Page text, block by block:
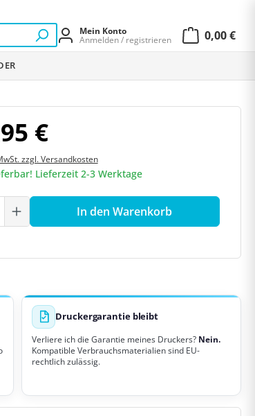
Mein Konto
Anmelden / registrieren
0,00 €
€
zzgl. Versandkosten
Lieferzeit 2-3 Werktage
Anzahl: Gib den
In den Warenkorb
Druckergarantie bleibt
Verliere ich die Garantie meines Druckers? Nein.
Kompatible Verbrauchsmaterialien sind EU-
rechtlich zulässig.